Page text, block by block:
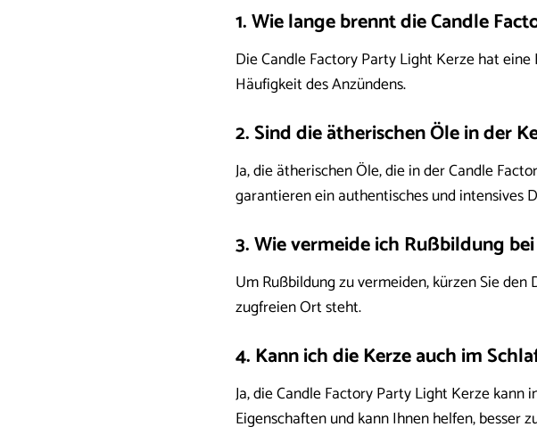
1. Wie lange brennt die Candle
Die Candle Factory Party Light Kerze hat
Häufigkeit des Anzündens.
2. Sind die ätherischen Öle in der
Ja, die ätherischen Öle, die in der Candle
garantieren ein authentisches und intensives
3. Wie vermeide ich Rußbildung
Um Rußbildung zu vermeiden, kürzen Sie
zugfreien Ort steht.
4. Kann ich die Kerze auch im
Ja, die Candle Factory Party Light Kerze
Eigenschaften und kann Ihnen helfen, besser